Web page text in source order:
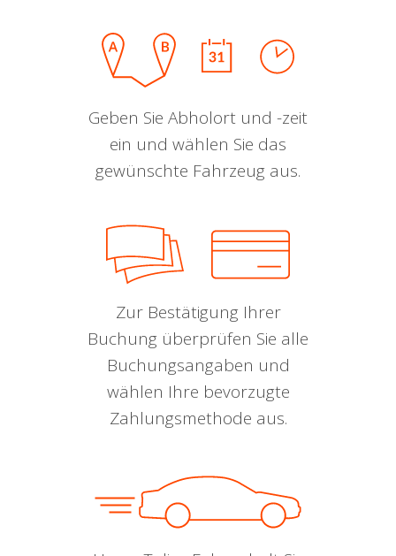
Geben Sie Abholort und -zeit
ein und wählen Sie das
gewünschte Fahrzeug aus.
Zur Bestätigung Ihrer
Buchung überprüfen Sie alle
Buchungsangaben und
wählen Ihre bevorzugte
Zahlungsmethode aus.